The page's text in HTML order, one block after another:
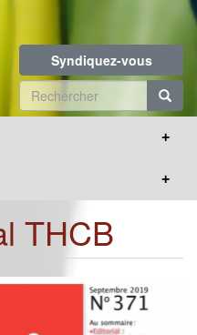
Syndiquez-vous
Formulaire
de
THCB